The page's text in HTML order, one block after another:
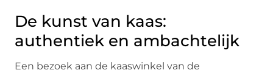
De kunst van kaas:
authentiek en ambachtelijk
Een bezoek aan de kaaswinkel van de